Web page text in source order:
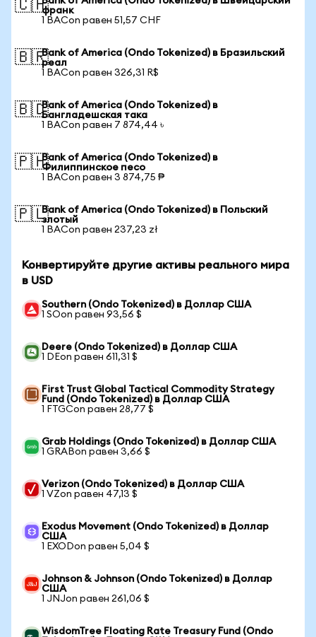
🇨🇭франк
1 BACon равен 51,57 CHF
🇧🇷Bank of America (Ondo Tokenized) в Бразильский
реал
1 BACon равен 326,31 R$
🇧🇩Bank of America (Ondo Tokenized) в
Бангладешская така
1 BACon равен 7 874,44 ৳
🇵🇭Bank of America (Ondo Tokenized) в
Филиппинское песо
1 BACon равен 3 874,75 ₱
🇵🇱Bank of America (Ondo Tokenized) в Польский
злотый
1 BACon равен 237,23 zł
Конвертируйте другие активы реального мира
в USD
Southern (Ondo Tokenized) в Доллар США
1 SOon равен 93,56 $
Deere (Ondo Tokenized) в Доллар США
1 DEon равен 611,31 $
First Trust Global Tactical Commodity Strategy
Fund (Ondo Tokenized) в Доллар США
1 FTGCon равен 28,77 $
Grab Holdings (Ondo Tokenized) в Доллар США
1 GRABon равен 3,66 $
Verizon (Ondo Tokenized) в Доллар США
1 VZon равен 47,13 $
Exodus Movement (Ondo Tokenized) в Доллар
США
1 EXODon равен 5,04 $
Johnson & Johnson (Ondo Tokenized) в Доллар
США
1 JNJon равен 261,06 $
WisdomTree Floating Rate Treasury Fund (Ondo